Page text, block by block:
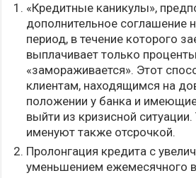
«Кредитные каникулы»,
дополнительное соглашение
период, в течение которого
выплачивает только
«замораживается». Этот
клиентам, находящимся на
положении у банка и
выйти из кризисной
именуют также отсрочкой.
Пролонгация кредита с
уменьшением ежемесячного